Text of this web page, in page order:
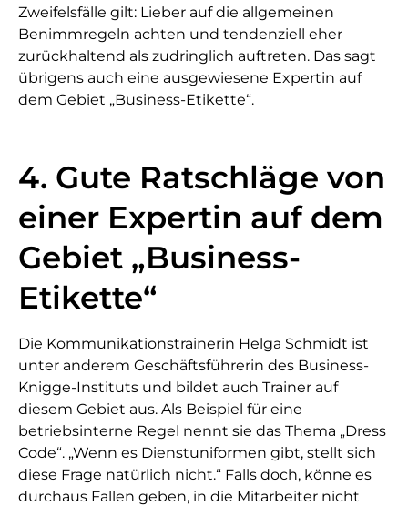
Zweifelsfälle gilt: Lieber auf die allgemeinen
Benimmregeln achten und tendenziell eher
zurückhaltend als zudringlich auftreten. Das sagt
übrigens auch eine ausgewiesene Expertin auf
dem Gebiet „Business-Etikette“.
4. Gute Ratschläge von
einer Expertin auf dem
Gebiet „Business-
Etikette“
Die Kommunikationstrainerin Helga Schmidt ist
unter anderem Geschäftsführerin des Business-
Knigge-Instituts und bildet auch Trainer auf
diesem Gebiet aus. Als Beispiel für eine
betriebsinterne Regel nennt sie das Thema „Dress
Code“. „Wenn es Dienstuniformen gibt, stellt sich
diese Frage natürlich nicht.“ Falls doch, könne es
durchaus Fallen geben, in die Mitarbeiter nicht